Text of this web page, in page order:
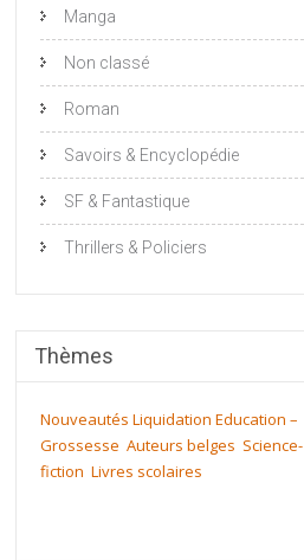
Manga
Non classé
Roman
Savoirs & Encyclopédie
SF & Fantastique
Thrillers & Policiers
Thèmes
Nouveautés Liquidation Education –
Grossesse Auteurs belges Science-
fiction Livres scolaires